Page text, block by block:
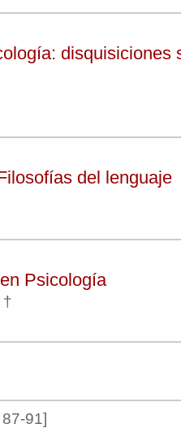
disquisiciones
del lenguaje
Psicología
91]